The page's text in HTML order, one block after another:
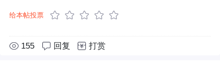
给本帖投票
155 回复 打赏